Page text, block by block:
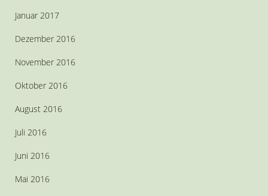
Januar 2017
Dezember 2016
November 2016
Oktober 2016
August 2016
Juli 2016
Juni 2016
Mai 2016